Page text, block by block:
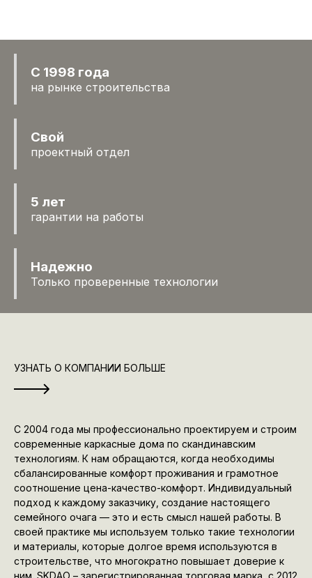
С 1998 года
на рынке строительства
Свой
проектный отдел
5 лет
гарантии на работы
Надежно
Только проверенные технологии
УЗНАТЬ О КОМПАНИИ БОЛЬШЕ
С 2004 года мы профессионально проектируем и строим
современные каркасные дома по скандинавским
технологиям. К нам обращаются, когда необходимы
сбалансированные комфорт проживания и грамотное
соотношение цена-качество-комфорт. Индивидуальный
подход к каждому заказчику, создание настоящего
семейного очага — это и есть смысл нашей работы. В
своей практике мы используем только такие технологии
и материалы, которые долгое время используются в
строительстве, что многократно повышает доверие к